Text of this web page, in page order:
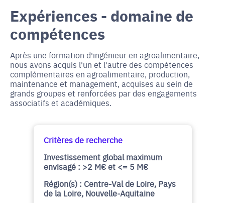
Expériences - domaine de
compétences
Après une formation d'ingénieur en agroalimentaire,
nous avons acquis l'un et l'autre des compétences
complémentaires en agroalimentaire, production,
maintenance et management, acquises au sein de
grands groupes et renforcées par des engagements
associatifs et académiques.
Critères de recherche
Investissement global maximum
envisagé : >2 M€ et <= 5 M€
Région(s) : Centre-Val de Loire, Pays
de la Loire, Nouvelle-Aquitaine